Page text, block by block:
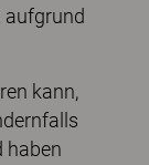
aufgrund
kann,
haben